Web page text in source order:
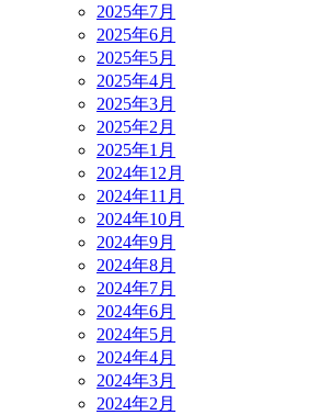
2025年7月
2025年6月
2025年5月
2025年4月
2025年3月
2025年2月
2025年1月
2024年12月
2024年11月
2024年10月
2024年9月
2024年8月
2024年7月
2024年6月
2024年5月
2024年4月
2024年3月
2024年2月